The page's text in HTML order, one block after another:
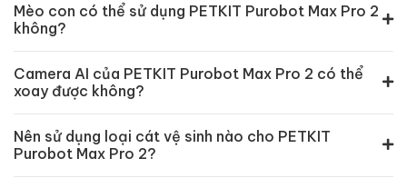
Mèo con có thể sử dụng PETKIT Purobot Max Pro 2
không?
Camera AI của PETKIT Purobot Max Pro 2 có thể
xoay được không?
Nên sử dụng loại cát vệ sinh nào cho PETKIT
Purobot Max Pro 2?